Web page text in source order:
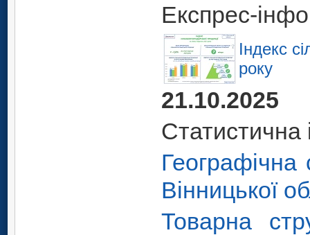
Експрес-
Індекс
року
21.10.2025
Статистична
Географічна
Вінницької
Товарна